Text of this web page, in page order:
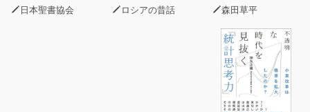
音楽・効果演出 ： サウンドプロダクション吟 菊池常
音声ご提供 ： 株式会社平和堂、相模原鉄道模型クラブ
日本聖書協会 ロシアの昔話 森田草平